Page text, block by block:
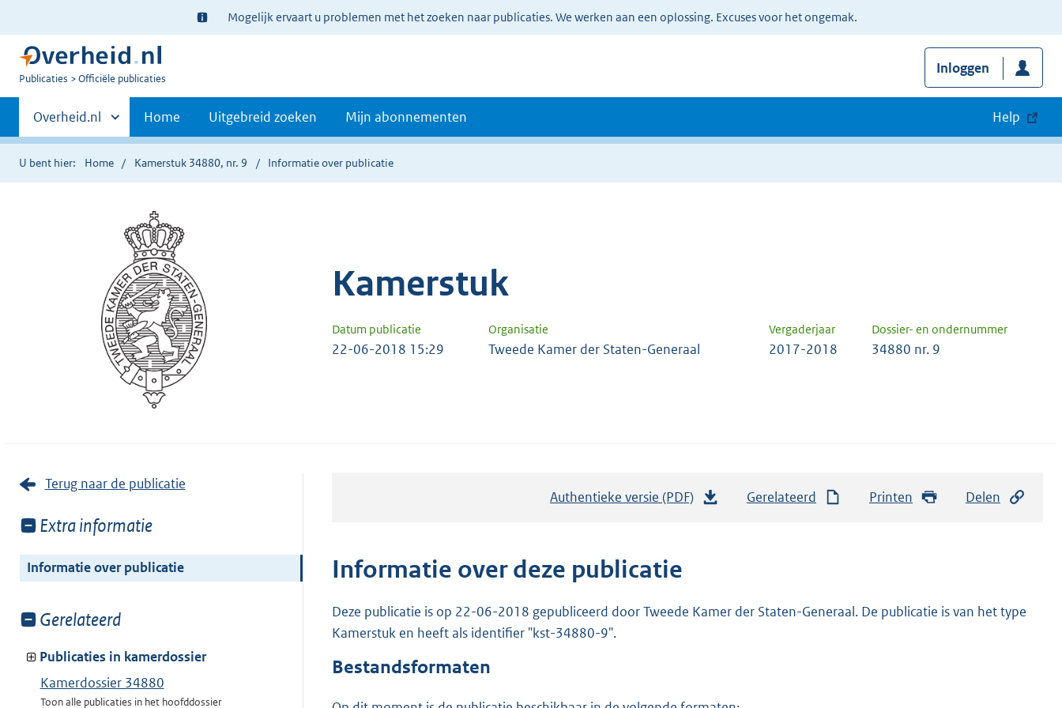
Ter
informatie:
Mogelijk ervaart u problemen met het zoeken naar publicaties. We werken aan een oplossing. Excuses voor het ongemak.
U
Publicaties Officiële publicaties
Inloggen
Primaire
navigatie
Andere
sites
binnen
Overheid.nl Home Uitgebreid zoeken Mijn abonnementen Help
U bent hier: Home Kamerstuk 34880, nr. 9 Informatie over publicatie
Kamerstuk
Datum publicatie Organisatie Vergaderjaar Dossier- en ondernummer
22-06-2018 15:29 Tweede Kamer der Staten-Generaal 2017-2018 34880 nr. 9
Terug naar de publicatie
Toon
van:
Extra informatie
Informatie over publicatie
Toon
van:
Gerelateerd
Publicaties in kamerdossier
Kamerdossier 34880
Toon alle publicaties in het hoofddossier
Authentieke versie (PDF)
n
Gerelateerd Printen Delen
Informatie over deze publicatie
Deze publicatie is op 22-06-2018 gepubliceerd door Tweede Kamer der Staten-Generaal. De publicatie is van het type
Kamerstuk en heeft als identifier "kst-34880-9".
Bestandsformaten